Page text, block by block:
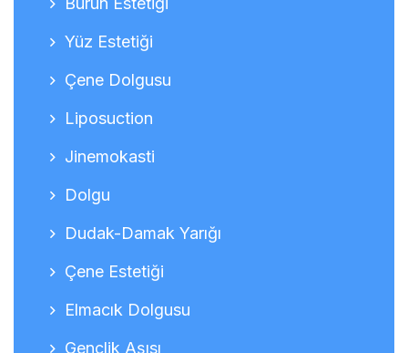
Yüz Estetiği
Çene Dolgusu
Liposuction
Jinemokasti
Dolgu
Dudak-Damak Yarığı
Çene Estetiği
Elmacık Dolgusu
Gençlik Aşısı